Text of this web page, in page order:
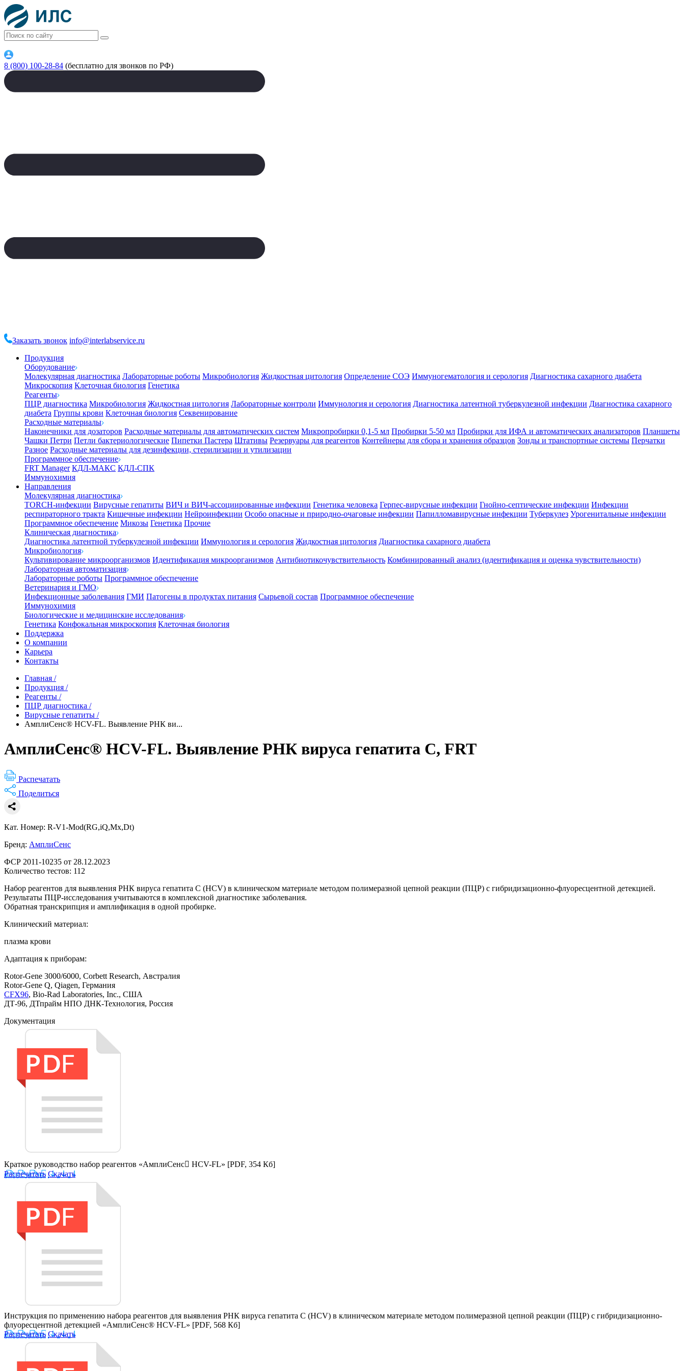
8 (800) 100-28-84 (бесплатно для звонков по РФ)
Заказать звонок info@interlabservice.ru
Продукция
Оборудование
Молекулярная диагностика Лабораторные роботы Микробиология Жидкостная цитология Определение СОЭ Иммуногематология и серология Диагностика сахарного диабета
Микроскопия Клеточная биология Генетика
Реагенты
ПЦР диагностика Микробиология Жидкостная цитология Лабораторные контроли Иммунология и серология Диагностика латентной туберкулезной инфекции Диагностика сахарного
диабета Группы крови Клеточная биология Секвенирование
Расходные материалы
Наконечники для дозаторов Расходные материалы для автоматических систем Микропробирки 0,1-5 мл Пробирки 5-50 мл Пробирки для ИФА и автоматических анализаторов Планшеты
Чашки Петри Петли бактериологические Пипетки Пастера Штативы Резервуары для реагентов Контейнеры для сбора и хранения образцов Зонды и транспортные системы Перчатки
Разное Расходные материалы для дезинфекции, стерилизации и утилизации
Программное обеспечение
FRT Manager КДЛ-МАКС КДЛ-СПК
Иммунохимия
Направления
Молекулярная диагностика
TORCH-инфекции Вирусные гепатиты ВИЧ и ВИЧ-ассоциированные инфекции Генетика человека Герпес-вирусные инфекции Гнойно-септические инфекции Инфекции
респираторного тракта Кишечные инфекции Нейроинфекции Особо опасные и природно-очаговые инфекции Папилломавирусные инфекции Туберкулез Урогенитальные инфекции
Программное обеспечение Микозы Генетика Прочие
Клиническая диагностика
Диагностика латентной туберкулезной инфекции Иммунология и серология Жидкостная цитология Диагностика сахарного диабета
Микробиология
Культивирование микроорганизмов Идентификация микроорганизмов Антибиотикочувствительность Комбинированный анализ (идентификация и оценка чувствительности)
Лабораторная автоматизация
Лабораторные роботы Программное обеспечение
Ветеринария и ГМО
Инфекционные заболевания ГМИ Патогены в продуктах питания Сырьевой состав Программное обеспечение
Иммунохимия
Биологические и медицинские исследования
Генетика Конфокальная микроскопия Клеточная биология
Поддержка
О компании
Карьера
Контакты
Главная /
Продукция /
Реагенты /
ПЦР диагностика /
Вирусные гепатиты /
АмплиСенс® HCV-FL. Выявление РНК ви...
АмплиСенс® HCV-FL. Выявление РНК вируса гепатита С, FRT
Распечатать
Поделиться
Кат. Номер: R-V1-Mod(RG,iQ,Mx,Dt)
Бренд: АмплиСенс
ФСР 2011-10235 от 28.12.2023
Количество тестов: 112
Набор реагентов для выявления РНК вируса гепатита С (HСV) в клиническом материале методом полимеразной цепной реакции (ПЦР) с гибридизационно-флуоресцентной детекцией.
Результаты ПЦР-исследования учитываются в комплексной диагностике заболевания.
Обратная транскрипция и амплификация в одной пробирке.
Клинический материал:
плазма крови
Адаптация к приборам:
Rotor-Gene 3000/6000, Corbett Research, Австралия
Rotor-Gene Q, Qiagen, Германия
CFX96, Bio-Rad Laboratories, Inc., США
ДТ-96, ДТпрайм НПО ДНК-Технология, Россия
Документация
Краткое руководство набор реагентов «АмплиСенс HCV-FL» [PDF, 354 Кб]
Распечатать Скачать
Инструкция по применению набора реагентов для выявления РНК вируса гепатита C (HCV) в клиническом материале методом полимеразной цепной реакции (ПЦР) с гибридизационно-
флуоресцентной детекцией «АмплиСенс® HCV-FL» [PDF, 568 Кб]
Распечатать Скачать